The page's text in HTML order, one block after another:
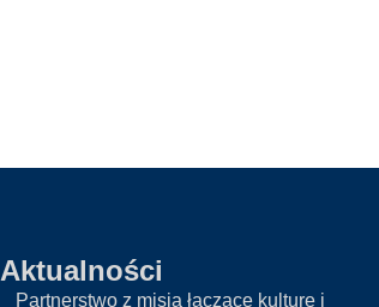
Aktualności
Partnerstwo z misją łączące kulturę i